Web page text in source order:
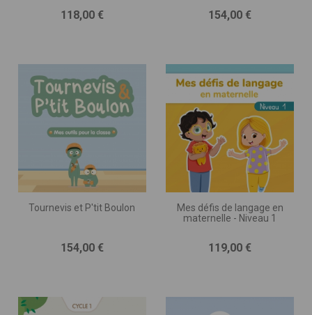
Prix
118,00 € Prix
154,00 €
Tournevis et P'tit Boulon
Prix
154,00 €
Mes défis de langage en
maternelle - Niveau 1
Prix
119,00 €